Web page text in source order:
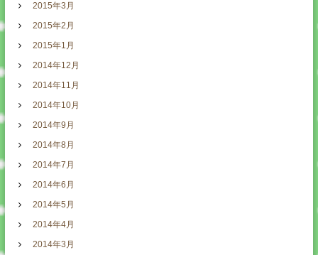
2015年3月
2015年2月
2015年1月
2014年12月
2014年11月
2014年10月
2014年9月
2014年8月
2014年7月
2014年6月
2014年5月
2014年4月
2014年3月